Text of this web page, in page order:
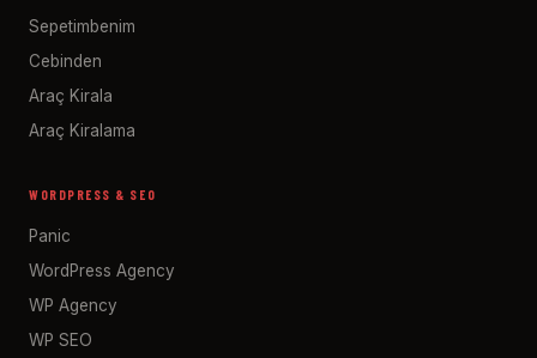
Sepetimbenim
Cebinden
Araç Kirala
Araç Kiralama
WORDPRESS & SEO
Panic
WordPress Agency
WP Agency
WP SEO